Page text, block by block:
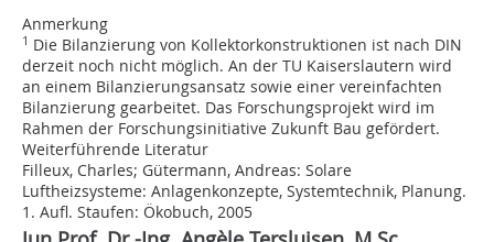
Anmerkung
1 Die Bilanzierung von Kollektorkonstruktionen ist nach DIN
derzeit noch nicht möglich. An der TU Kaiserslautern wird
an einem Bilanzierungsansatz sowie einer vereinfachten
Bilanzierung gearbeitet. Das Forschungsprojekt wird im
Rahmen der Forschungsinitiative Zukunft Bau gefördert.
Weiterführende Literatur
Filleux, Charles; Gütermann, Andreas: Solare
Luftheizsysteme: Anlagenkonzepte, Systemtechnik, Planung.
1. Aufl. Staufen: Ökobuch, 2005